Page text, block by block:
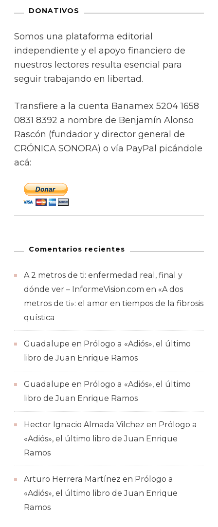
DONATIVOS
Somos una plataforma editorial
independiente y el apoyo financiero de
nuestros lectores resulta esencial para
seguir trabajando en libertad.
Transfiere a la cuenta Banamex 5204 1658
0831 8392 a nombre de Benjamín Alonso
Rascón (fundador y director general de
CRÓNICA SONORA) o vía PayPal picándole
acá:
Comentarios recientes
A 2 metros de ti: enfermedad real, final y
dónde ver – InformeVision.com en «A dos
metros de ti»: el amor en tiempos de la fibrosis
quística
Guadalupe en Prólogo a «Adiós», el último
libro de Juan Enrique Ramos
Guadalupe en Prólogo a «Adiós», el último
libro de Juan Enrique Ramos
Hector Ignacio Almada Vilchez en Prólogo a
«Adiós», el último libro de Juan Enrique
Ramos
Arturo Herrera Martínez en Prólogo a
«Adiós», el último libro de Juan Enrique
Ramos